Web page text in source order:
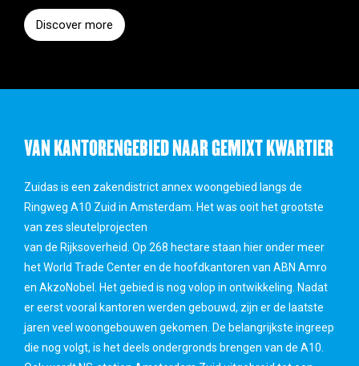
Discover more
VAN KANTORENGEBIED NAAR GEMIXT KWARTIER
Zuidas is een zakendistrict annex woongebied langs de
Ringweg A10 Zuid in Amsterdam. Het was ooit het grootste
van zes sleutelprojecten
van de Rijksoverheid. Op 268 hectare staan hier onder meer
het World Trade Center en de hoofdkantoren van ABN Amro
en AkzoNobel. Het gebied is nog volop in ontwikkeling. Nadat
er eerst vooral kantoren werden gebouwd, zijn er de laatste
jaren veel woongebouwen gekomen. De belangrijkste ingreep
die nog volgt, is het deels ondergronds brengen van de A10.